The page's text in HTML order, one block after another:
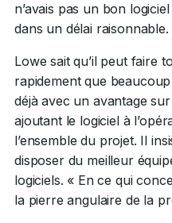
n’avais pas un bon
dans un délai raisonnable.
Lowe sait qu’il peut faire
rapidement que
déjà avec un avantage
ajoutant le logiciel à
l’ensemble du projet. Il
disposer du meilleur
logiciels. « En ce qui
la pierre angulaire de la